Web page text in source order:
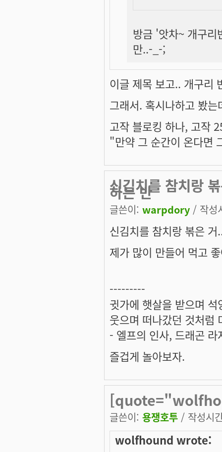
방금 '앗차~ 개구
만..-_-;
이글 제목 보고.. 개구리
그래서. 혹시나하고 봤
고작 블로킹 하나, 고작
"만약 그 순간이 온다면
신김치를 참치랑
하는 반
글쓴이: warpdory / 작성
신김치를 참치랑 볶은 거
제가 많이 만들어 먹고
---------
귓가에 햇살을 받으며
웃으며 떠나갔던 것처럼
- 엘프의 인사, 드래곤 라
즐겁게 놀아보자.
글쓴이: 용쟁호투 / 작성시
wolfhound wrote: